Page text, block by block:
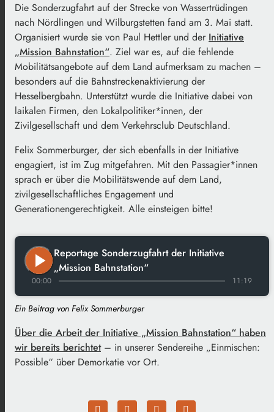
Die Sonderzugfahrt auf der Strecke von Wassertrüdingen
nach Nördlingen und Wilburgstetten fand am 3. Mai statt.
Organisiert wurde sie von Paul Hettler und der Initiative
„Mission Bahnstation“. Ziel war es, auf die fehlende
Mobilitätsangebote auf dem Land aufmerksam zu machen –
besonders auf die Bahnstreckenaktivierung der
Hesselbergbahn. Unterstützt wurde die Initiative dabei von
laikalen Firmen, den Lokalpolitiker*innen, der
Zivilgesellschaft und dem Verkehrsclub Deutschland.
Felix Sommerburger, der sich ebenfalls in der Initiative
engagiert, ist im Zug mitgefahren. Mit den Passagier*innen
sprach er über die Mobilitätswende auf dem Land,
zivilgesellschaftliches Engagement und
Generationengerechtigkeit. Alle einsteigen bitte!
play_arrow
Reportage Sonderzugfahrt der Initiative
„Mission Bahnstation“
00:00 11:19
Ein Beitrag von Felix Sommerburger
Über die Arbeit der Initiative „Mission Bahnstation“ haben
wir bereits berichtet– in unserer Sendereihe „Einmischen:
Possible“ über Demorkatie vor Ort.